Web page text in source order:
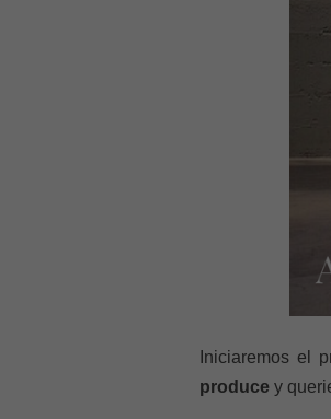
Iniciaremos el
produce y